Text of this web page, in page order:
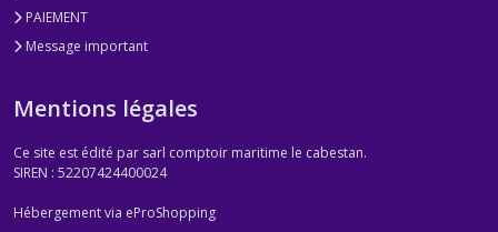
PAIEMENT
Message important
Mentions légales
Ce site est édité par sarl comptoir maritime le cabestan.
SIREN : 52207424400024
Hébergement via eProShopping